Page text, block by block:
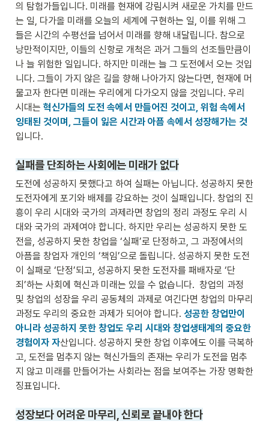
의 탐험가들입니다. 미래를 현재에 강림시켜 새로운 가치를 만드
는 일, 다가올 미래를 오늘의 세계에 구현하는 일, 이를 위해 그
들은 시간의 수평선을 넘어서 미래를 향해 내달립니다. 참으로
낭만적이지만, 이들의 신항로 개척은 과거 그들의 선조들만큼이
나 늘 위험한 일입니다. 하지만 미래는 늘 그 도전에서 오는 것입
니다. 그들이 가지 않은 길을 향해 나아가지 않는다면, 현재에 머
물고자 한다면 미래는 우리에게 다가오지 않을 것입니다. 우리
시대는 혁신가들의 도전 속에서 만들어진 것이고, 위험 속에서
잉태된 것이며, 그들이 잃은 시간과 아픔 속에서 성장해가는 것
입니다.
실패를 단죄하는 사회에는 미래가 없다
도전에 성공하지 못했다고 하여 실패는 아닙니다. 성공하지 못한
도전자에게 포기와 배제를 강요하는 것이 실패입니다. 창업의 진
흥이 우리 시대와 국가의 과제라면 창업의 정리 과정도 우리 시
대와 국가의 과제여야 합니다. 하지만 우리는 성공하지 못한 도
전을, 성공하지 못한 창업을 ‘실패’로 단정하고, 그 과정에서의
아픔을 창업자 개인의 ‘책임’으로 돌립니다. 성공하지 못한 도전
이 실패로 ‘단정’되고, 성공하지 못한 도전자를 패배자로 ‘단
죄’하는 사회에 혁신과 미래는 있을 수 없습니다.  창업의 과정
및 창업의 성장을 우리 공동체의 과제로 여긴다면 창업의 마무리
과정도 우리의 중요한 과제가 되어야 합니다. 성공한 창업만이
아니라 성공하지 못한 창업도 우리 시대와 창업생태계의 중요한
경험이자 자산입니다. 성공하지 못한 창업 이후에도 이를 극복하
고, 도전을 멈추지 않는 혁신가들의 존재는 우리가 도전을 멈추
지 않고 미래를 만들어가는 사회라는 점을 보여주는 가장 명확한
징표입니다.
성장보다 어려운 마무리, 신뢰로 끝내야 한다